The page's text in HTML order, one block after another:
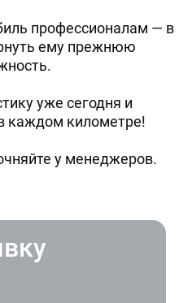
профессионалам — в
ему прежнюю
уже сегодня и
каждом километре!
у менеджеров.